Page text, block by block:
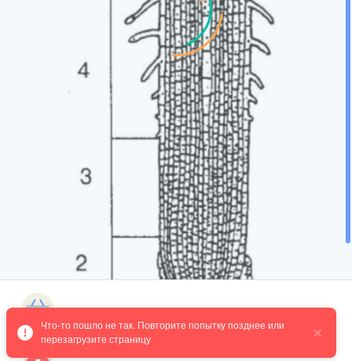
Что-то пошло не так. Повторите попытку позднее или
перезагрузите страницу